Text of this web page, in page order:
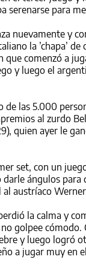
serenarse para
nuevamente y
la ’chapa’
comenzó a
y luego el
las 5.000
al zurdo
quien ayer le
set, con un
ángulos para
austríaco Werner
la calma y
golpee cómodo.
y luego logró
a jugar muy en